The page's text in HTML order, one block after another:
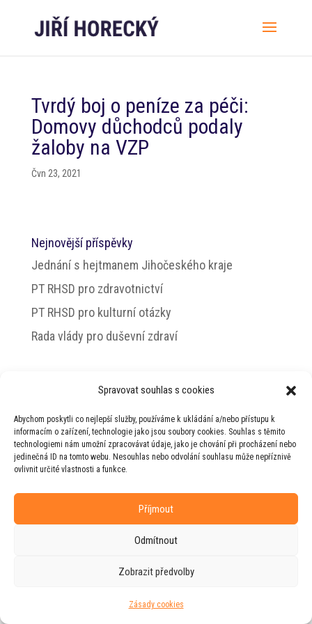
Spravovat souhlas s cookies
Abychom poskytli co nejlepší služby, používáme k ukládání a/nebo přístupu k
informacím o zařízení, technologie jako jsou soubory cookies. Souhlas s těmito
technologiemi nám umožní zpracovávat údaje, jako je chování při procházení nebo
jedinečná ID na tomto webu. Nesouhlas nebo odvolání souhlasu může nepříznivě
ovlivnit určité vlastnosti a funkce.
Příjmout
Odmítnout
Zobrazit předvolby
Zásady cookies
Tvrdý boj o peníze za péči:
Domovy důchodců podaly
žaloby na VZP
Čvn 23, 2021
Nejnovější příspěvky
Jednání s hejtmanem Jihočeského kraje
PT RHSD pro zdravotnictví
PT RHSD pro kulturní otázky
Rada vlády pro duševní zdraví
Horeckého
Web vytvořila firmaRUDIve spolupráci s
agenturou